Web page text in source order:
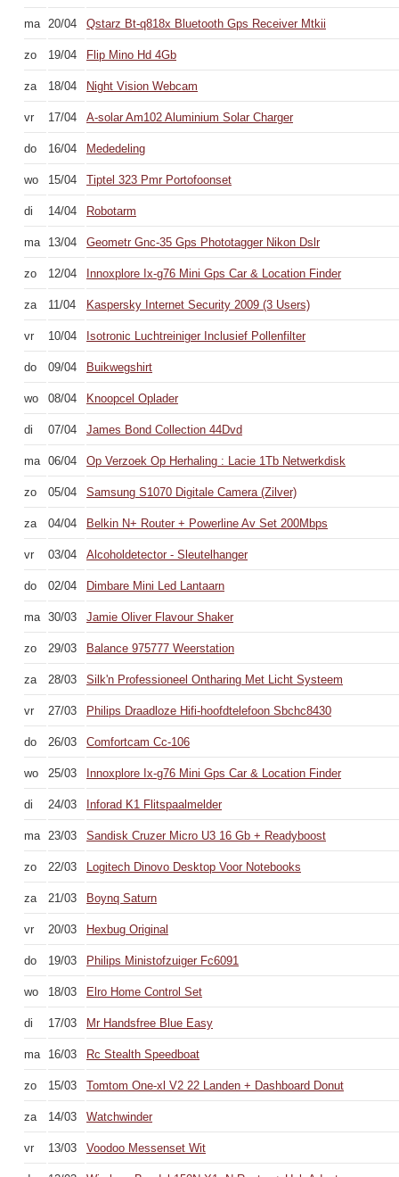
ma 20/04 Qstarz Bt-q818x Bluetooth Gps Receiver Mtkii
zo 19/04 Flip Mino Hd 4Gb
za 18/04 Night Vision Webcam
vr 17/04 A-solar Am102 Aluminium Solar Charger
do 16/04 Mededeling
wo 15/04 Tiptel 323 Pmr Portofoonset
di 14/04 Robotarm
ma 13/04 Geometr Gnc-35 Gps Phototagger Nikon Dslr
zo 12/04 Innoxplore Ix-g76 Mini Gps Car & Location Finder
za 11/04 Kaspersky Internet Security 2009 (3 Users)
vr 10/04 Isotronic Luchtreiniger Inclusief Pollenfilter
do 09/04 Buikwegshirt
wo 08/04 Knoopcel Oplader
di 07/04 James Bond Collection 44Dvd
ma 06/04 Op Verzoek Op Herhaling : Lacie 1Tb Netwerkdisk
zo 05/04 Samsung S1070 Digitale Camera (Zilver)
za 04/04 Belkin N+ Router + Powerline Av Set 200Mbps
vr 03/04 Alcoholdetector - Sleutelhanger
do 02/04 Dimbare Mini Led Lantaarn
ma 30/03 Jamie Oliver Flavour Shaker
zo 29/03 Balance 975777 Weerstation
za 28/03 Silk'n Professioneel Ontharing Met Licht Systeem
vr 27/03 Philips Draadloze Hifi-hoofdtelefoon Sbchc8430
do 26/03 Comfortcam Cc-106
wo 25/03 Innoxplore Ix-g76 Mini Gps Car & Location Finder
di 24/03 Inforad K1 Flitspaalmelder
ma 23/03 Sandisk Cruzer Micro U3 16 Gb + Readyboost
zo 22/03 Logitech Dinovo Desktop Voor Notebooks
za 21/03 Boynq Saturn
vr 20/03 Hexbug Original
do 19/03 Philips Ministofzuiger Fc6091
wo 18/03 Elro Home Control Set
di 17/03 Mr Handsfree Blue Easy
ma 16/03 Rc Stealth Speedboat
zo 15/03 Tomtom One-xl V2 22 Landen + Dashboard Donut
za 14/03 Watchwinder
vr 13/03 Voodoo Messenset Wit